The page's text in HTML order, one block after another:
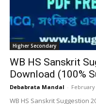
Higher Secondary
WB HS Sanskrit
Download (100%
Debabrata Mandal - February
WB HS Sanskrit Suggestion